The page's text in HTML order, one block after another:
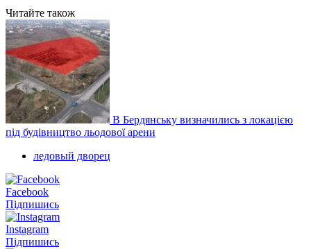
Читайте також
В Бердянську визначились з локацією
під будівництво льодової арени
ледовый дворец
Facebook
Підпишись
Instagram
Підпишись